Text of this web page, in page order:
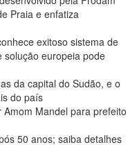
Praia e enfatiza
exitoso sistema de
solução europeia pode
da capital do Sudão, e o
do país
Mandel para prefeito
50 anos; saiba detalhes